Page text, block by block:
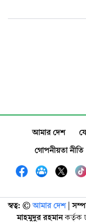
আমার দেশ
গোপনীয়তা নীতি
স্বত্ব: ©️ আমার দেশ|
মাহমুদুর রহমানকর্তৃক